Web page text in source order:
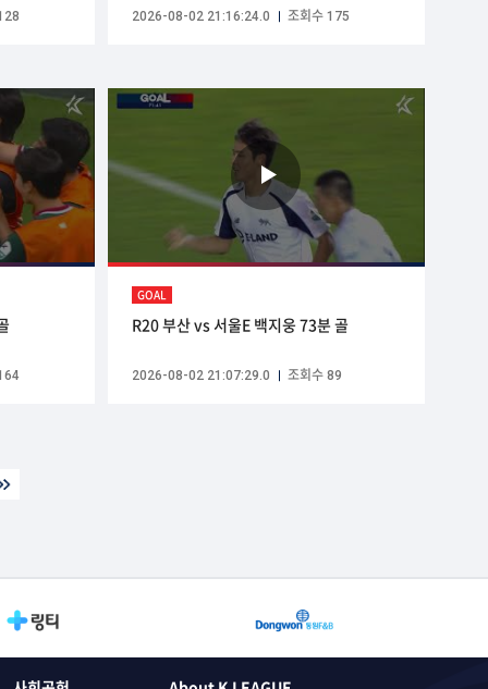
2026-08-02 21:16:24.0 조회수 175
GOAL
R20 부산 vs 서울E 백지웅 73분 골
2026-08-02 21:07:29.0 조회수 89